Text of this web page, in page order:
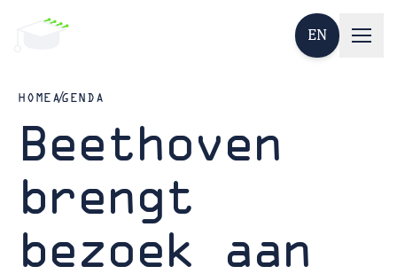
EN
HOMEAGENDA
Beethoven
brengt
bezoek aan